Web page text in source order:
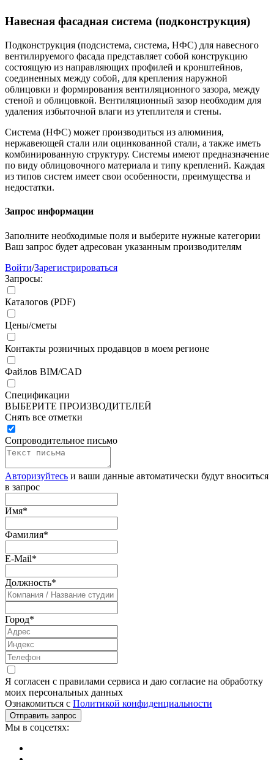
Навесная фасадная система (подконструкция)
Подконструкция (подсистема, система, НФС) для навесного
вентилируемого фасада представляет собой конструкцию
состоящую из направляющих профилей и кронштейнов,
соединенных между собой, для крепления наружной
облицовки и формирования вентиляционного зазора, между
стеной и облицовкой. Вентиляционный зазор необходим для
удаления избыточной влаги из утеплителя и стены.
Система (НФС) может производиться из алюминия,
нержавеющей стали или оцинкованной стали, а также иметь
комбинированную структуру. Системы имеют предназначение
по виду облицовочного материала и типу креплений. Каждая
из типов систем имеет свои особенности, преимущества и
недостатки.
Запрос информации
Заполните необходимые поля и выберите нужные категории
Ваш запрос будет адресован указанным производителям
Войти/Зарегистрироваться
Запросы:
Каталогов (PDF)
Цены/сметы
Контакты розничных продавцов в моем регионе
Файлов BIM/CAD
Спецификации
ВЫБЕРИТЕ ПРОИЗВОДИТЕЛЕЙ
Снять все отметки
Сопроводительное письмо
Авторизуйтесь и ваши данные автоматически будут вноситься
в запрос
Имя*
Фамилия*
E-Mail*
Должность*
Город*
Я согласен с правилами сервиса и даю согласие на обработку
моих персональных данных
Ознакомиться с Политикой конфиденциальности
Мы в соцсетях: